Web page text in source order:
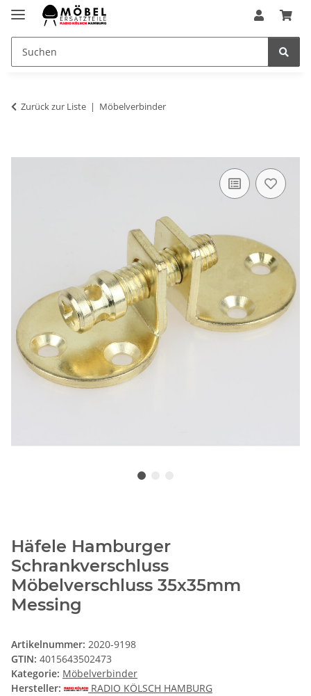
Zurück zur Liste Möbelverbinder
Häfele Hamburger
Schrankverschluss
Möbelverschluss 35x35mm
Messing
Artikelnummer: 2020-9198
GTIN: 4015643502473
Kategorie: Möbelverbinder
Hersteller:
RADIO KÖLSCH HAMBURG